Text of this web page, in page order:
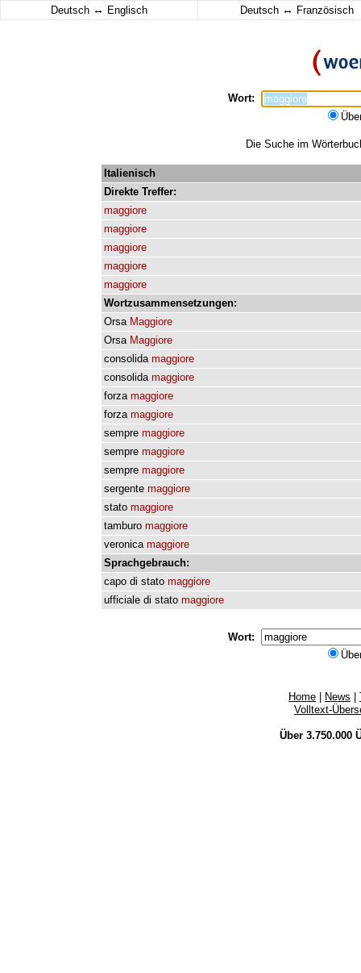
Deutsch ↔ Englisch Deutsch ↔ Französisch
Wort:
Die Suche im
Italienisch
Direkte Treffer:
maggiore
maggiore
maggiore
maggiore
maggiore
Wortzusammensetzungen:
Orsa Maggiore
Orsa Maggiore
consolida maggiore
consolida maggiore
forza maggiore
forza maggiore
sempre maggiore
sempre maggiore
sempre maggiore
sergente maggiore
stato maggiore
tamburo maggiore
veronica maggiore
Sprachgebrauch:
capo di stato maggiore
ufficiale di stato maggiore
Wort:
Home News
Volltext-
Über 3.750.000